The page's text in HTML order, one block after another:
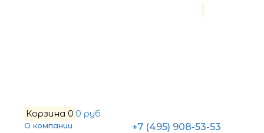
Корзина 0 0 руб
О компании
+7 (495) 908-53-53